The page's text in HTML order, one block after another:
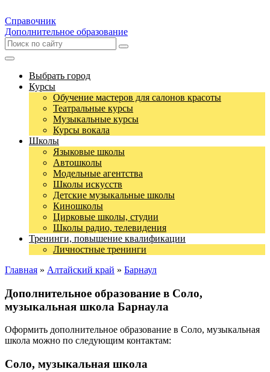
Справочник
Дополнительное образование
Выбрать город
Курсы
Обучение мастеров для салонов красоты
Театральные курсы
Музыкальные курсы
Курсы вокала
Школы
Языковые школы
Автошколы
Модельные агентства
Школы искусств
Детские музыкальные школы
Киношколы
Цирковые школы, студии
Школы радио, телевидения
Тренинги, повышение квалификации
Личностные тренинги
Главная » Алтайский край » Барнаул
Дополнительное образование в Соло,
музыкальная школа Барнаула
Оформить дополнительное образование в Соло, музыкальная
школа можно по следующим контактам:
Соло, музыкальная школа